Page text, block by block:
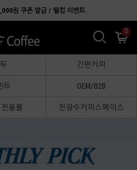
원 쿠폰 발급 / 웰컴 이벤트
0
간편커피
트 OEM/B2B
용몰 전광수커피스페이스